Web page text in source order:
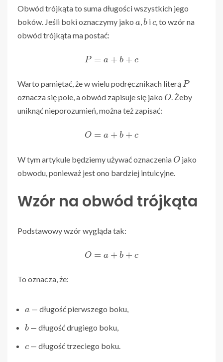
Obwód trójkąta to suma długości wszystkich jego
boków. Jeśli boki oznaczymy jako
, bi , to wzór na
obwód trójkąta ma postać:
P= a +b + c
Warto pamiętać, że w wielu podręcznikach literą P
oznacza się pole, a obwód zapisuje się jako O. Żeby
uniknąć nieporozumień, można też zapisać:
O=a + b+ c
W tym artykule będziemy używać oznaczenia Ojako
obwodu, ponieważ jest ono bardziej intuicyjne.
Wzór na obwód trójkąta
Podstawowy wzór wygląda tak:
O=a + b+ c
To oznacza, że:
— długość pierwszego boku,
b— długość drugiego boku,
— długość trzeciego boku.